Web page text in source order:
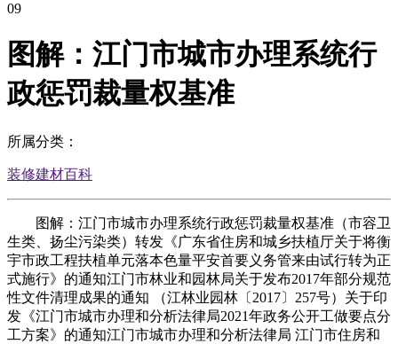
09
图解：江门市城市办理系统行
政惩罚裁量权基准
所属分类：
装修建材百科
图解：江门市城市办理系统行政惩罚裁量权基准（市容卫
生类、扬尘污染类）转发《广东省住房和城乡扶植厅关于将衡
宇市政工程扶植单元落本色量平安首要义务管来由试行转为正
式施行》的通知江门市林业和园林局关于发布2017年部分规范
性文件清理成果的通知 （江林业园林〔2017〕257号）关于印
发《江门市城市办理和分析法律局2021年政务公开工做要点分
工方案》的通知江门市城市办理和分析法律局 江门市住房和